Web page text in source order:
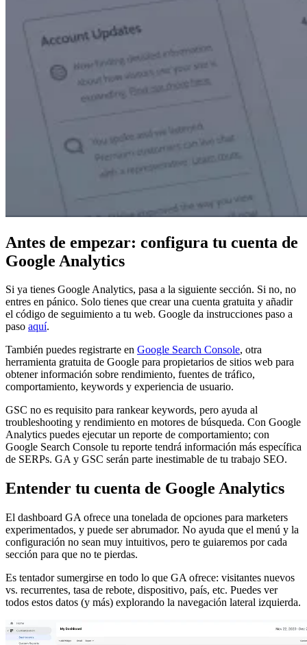
Antes de empezar: configura tu cuenta de
Google Analytics
Si ya tienes Google Analytics, pasa a la siguiente sección. Si no, no
entres en pánico. Solo tienes que crear una cuenta gratuita y añadir
el código de seguimiento a tu web. Google da instrucciones paso a
paso aquí.
También puedes registrarte en Google Search Console, otra
herramienta gratuita de Google para propietarios de sitios web para
obtener información sobre rendimiento, fuentes de tráfico,
comportamiento, keywords y experiencia de usuario.
GSC no es requisito para rankear keywords, pero ayuda al
troubleshooting y rendimiento en motores de búsqueda. Con Google
Analytics puedes ejecutar un reporte de comportamiento; con
Google Search Console tu reporte tendrá información más específica
de SERPs. GA y GSC serán parte inestimable de tu trabajo SEO.
Entender tu cuenta de Google Analytics
El dashboard GA ofrece una tonelada de opciones para marketers
experimentados, y puede ser abrumador. No ayuda que el menú y la
configuración no sean muy intuitivos, pero te guiaremos por cada
sección para que no te pierdas.
Es tentador sumergirse en todo lo que GA ofrece: visitantes nuevos
vs. recurrentes, tasa de rebote, dispositivo, país, etc. Puedes ver
todos estos datos (y más) explorando la navegación lateral izquierda.